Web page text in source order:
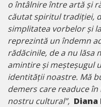
o întâlnire între artă și
căutat spiritul tradiției,
simplitatea vorbelor și
reprezintă un îndemn
rădăcinile, de a nu lăsa
amintire și meșteșugul
identității noastre. Mă
demers care readuce
nostru cultural”,